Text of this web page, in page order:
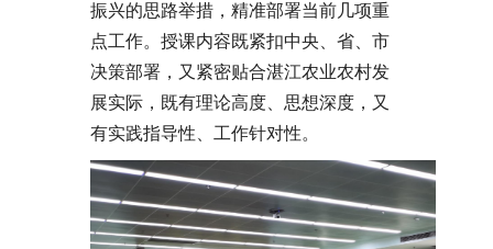
振兴的思路举措，精准部署当前几项重
点工作。授课内容既紧扣中央、省、市
决策部署，又紧密贴合湛江农业农村发
展实际，既有理论高度、思想深度，又
有实践指导性、工作针对性。